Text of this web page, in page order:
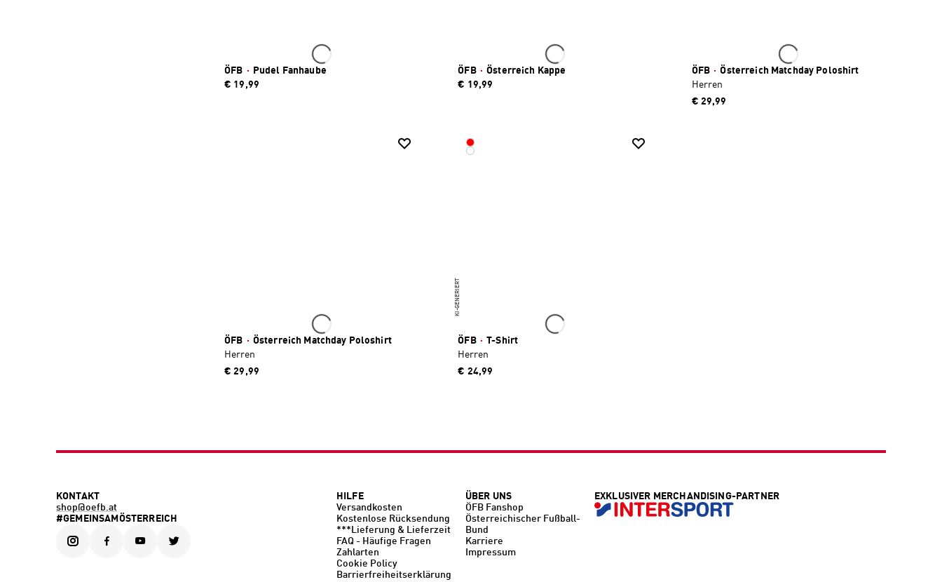
ÖFB ·
Pudel Fanhaube
€ 19,99
ÖFB · Österreich Kappe
€ 19,99
ÖFB · Österreich Matchday Poloshirt
Herren
€ 29,99
ÖFB · Österreich Matchday Poloshirt
Herren
€ 29,99
KI-GENERIERT
ÖFB · T-Shirt
Herren
€ 24,99
KONTAKT
shop@oefb.at
#GEMEINSAMÖSTERREICH
HILFE
Versandkosten
Kostenlose Rücksendung
***Lieferung & Lieferzeit
FAQ - Häufige Fragen
Zahlarten
Cookie Policy
Barrierfreiheitserklärung
ÜBER UNS
ÖFB Fanshop
Österreichischer Fußball-
Bund
Karriere
Impressum
EXKLUSIVER MERCHANDISING-PARTNER